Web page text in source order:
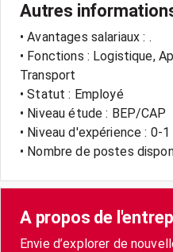
Autres
• Avantages salariaux : .
• Fonctions : Logistique,
Transport
• Statut : Employé
• Niveau étude : BEP/CAP
• Niveau d'expérience : 0-1
• Nombre de postes
A propos de
Envie d’explorer de